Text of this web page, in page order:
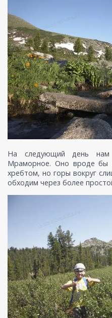
На следующий день
Мраморное. Оно вроде бы
хребтом, но горы вокруг
обходим через более